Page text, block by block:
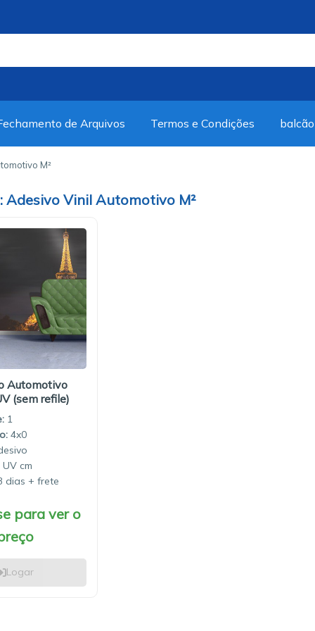
de Arquivos Termos e Condições
M²
Adesivo Vinil Automotivo M²
Automotivo
(sem refile)
1
4x0
UV
dias
para ver o
Logar